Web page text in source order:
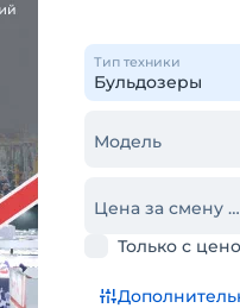
Тип техники
Модель
Цена за смену от, ₽
Только с